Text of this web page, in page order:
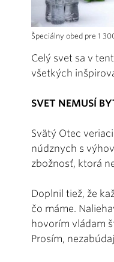
Špeciálny obed pre 1
Celý svet sa v
všetkých
SVET NEMUSÍ
Svätý Otec
núdznych s
zbožnosť, ktorá
Doplnil tiež, že
čo máme.
hovorím vládam
Prosím,